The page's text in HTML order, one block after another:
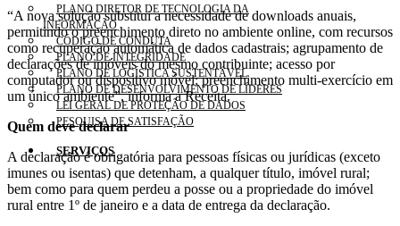
PLANO DIRETOR DE TECNOLOGIA DA
INFORMAÇÃO
CÓDIGO DE CONDUTA
PLANO DE INTEGRIDADE
PLANO DE LOGÍSTICA SUSTENTÁVEL
PLANO DE DESENVOLVIMENTO DE LÍDERES
LEI GERAL DE PROTEÇÃO DE DADOS
PESQUISA DE SATISFAÇÃO
SERVIÇOS
“A nova solução substitui a necessidade de downloads anuais,
permitindo o preenchimento direto no ambiente online, com recursos
como recuperação automática de dados cadastrais; agrupamento de
declarações de imóveis do mesmo contribuinte; acesso por
computador ou dispositivo móvel; preenchimento multi-exercício em
um único ambiente”, informa a Receita.
Quem deve declarar
A declaração é obrigatória para pessoas físicas ou jurídicas (exceto
imunes ou isentas) que detenham, a qualquer título, imóvel rural;
bem como para quem perdeu a posse ou a propriedade do imóvel
rural entre 1º de janeiro e a data de entrega da declaração.